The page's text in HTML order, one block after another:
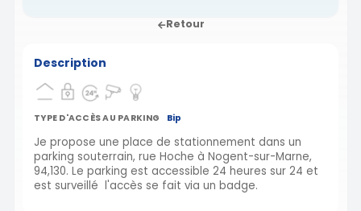
Retour
Description
TYPE D'ACCÈS AU PARKING Bip
Je propose une place de stationnement dans un
parking souterrain, rue Hoche à Nogent-sur-Marne,
94,130. Le parking est accessible 24 heures sur 24 et
est surveillé l'accès se fait via un badge.